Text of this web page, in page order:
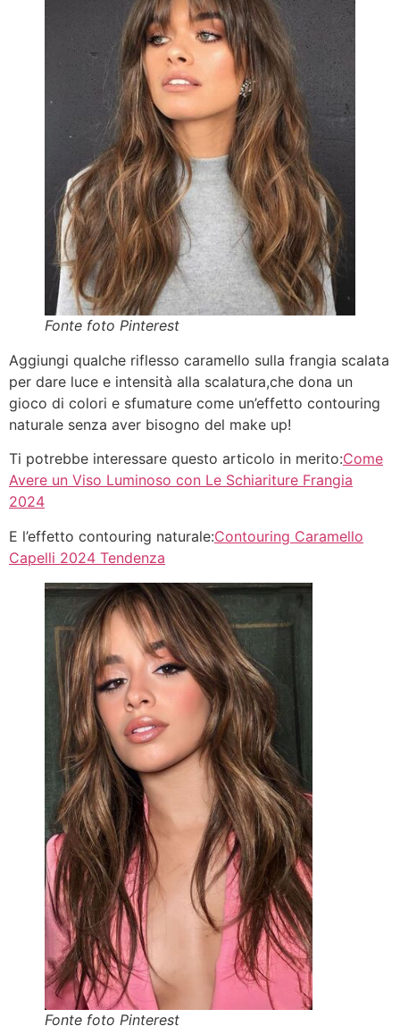
Fonte foto Pinterest
Aggiungi qualche riflesso caramello sulla frangia scalata
per dare luce e intensità alla scalatura,che dona un
gioco di colori e sfumature come un’effetto contouring
naturale senza aver bisogno del make up!
Ti potrebbe interessare questo articolo in merito:Come
Avere un Viso Luminoso con Le Schiariture Frangia
2024
E l’effetto contouring naturale:Contouring Caramello
Capelli 2024 Tendenza
Fonte foto Pinterest